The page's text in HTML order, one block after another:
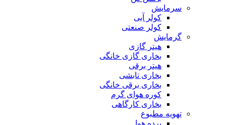
سرمایش
کولر آبی
کولر صنعتی
گرمایش
هیتر گازی
بخاری گازی خانگی
هیتر برقی
بخاری تابشی
بخاری برقی خانگی
کوره هوای گرم
بخاری کارگاهی
تهویه مطبوع